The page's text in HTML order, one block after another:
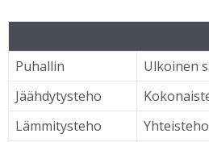
Puhallin Ulkoinen
Jäähdytysteho
Lämmitysteho
Yhteisteho